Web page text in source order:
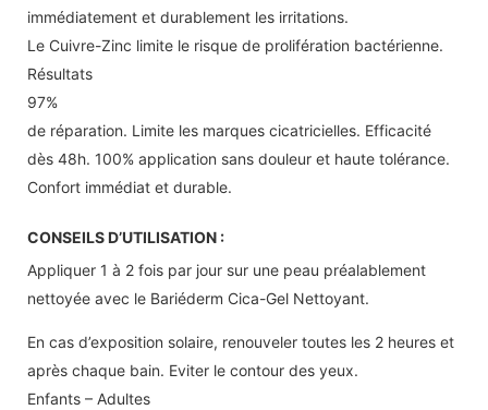
immédiatement et durablement les irritations.
Le Cuivre-Zinc limite le risque de prolifération bactérienne.
Résultats
97%
de réparation. Limite les marques cicatricielles. Efficacité
dès 48h. 100% application sans douleur et haute tolérance.
Confort immédiat et durable.
CONSEILS D’UTILISATION :
Appliquer 1 à 2 fois par jour sur une peau préalablement
nettoyée avec le Bariéderm Cica-Gel Nettoyant.
En cas d’exposition solaire, renouveler toutes les 2 heures et
après chaque bain. Eviter le contour des yeux.
Enfants – Adultes